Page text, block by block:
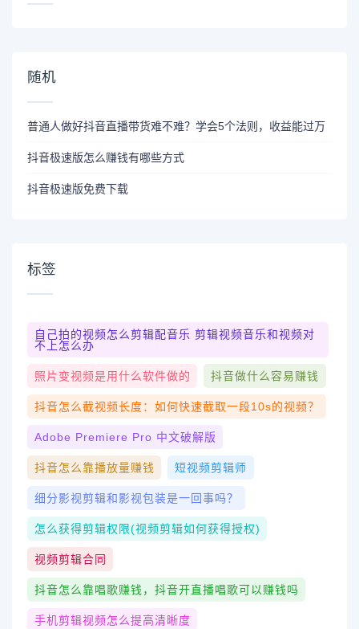
随机
普通人做好抖音直播带货难不难？学会5个法则，收益能过万
抖音极速版怎么赚钱有哪些方式
抖音极速版免费下载
标签
自己拍的视频怎么剪辑配音乐 剪辑视频音乐和视频对
不上怎么办
照片变视频是用什么软件做的 抖音做什么容易赚钱
抖音怎么截视频长度：如何快速截取一段10s的视频？
Adobe Premiere Pro 中文破解版
抖音怎么靠播放量赚钱 短视频剪辑师
细分影视剪辑和影视包装是一回事吗？
怎么获得剪辑权限(视频剪辑如何获得授权)
视频剪辑合同
抖音怎么靠唱歌赚钱，抖音开直播唱歌可以赚钱吗
手机剪辑视频怎么提高清晰度